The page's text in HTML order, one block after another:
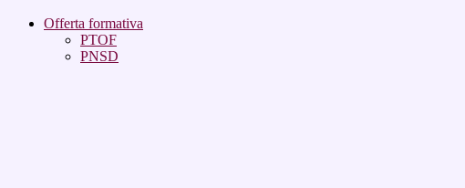
Offerta formativa
PTOF
PNSD